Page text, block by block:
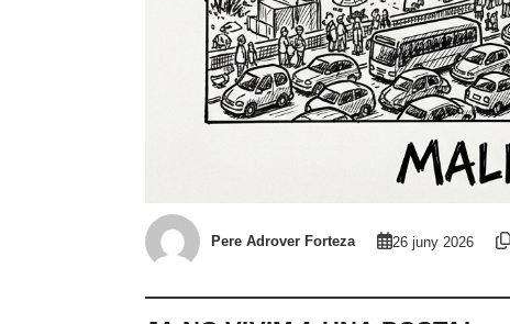
Pere Adrover Forteza 26 juny 2026